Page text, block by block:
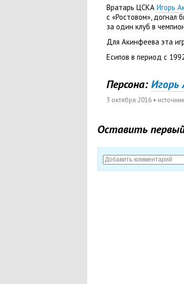
Вратарь ЦСКА Игорь
с «Ростовом», догнал
за один клуб в
Для Акинфеева эта
Есипов в период с
Персона: Игорь
3 октября 2016 •
Оставить